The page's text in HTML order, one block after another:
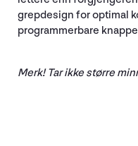
grepdesign for optimal
programmerbare
Merk! Tar ikke større